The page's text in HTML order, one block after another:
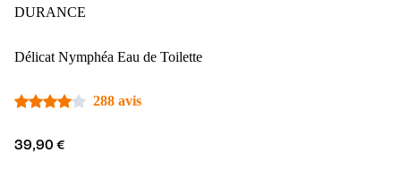
DURANCE
Délicat Nymphéa Eau de Toilette
288 avis
39,90 €